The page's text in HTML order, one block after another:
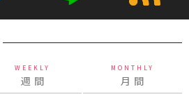
WEEKLY
週 間
MONTHLY
月 間